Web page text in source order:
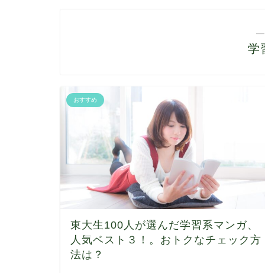
学
おすすめ
東大生100人が選んだ学習系マンガ、
人気ベスト３！。おトクなチェック方
法は？